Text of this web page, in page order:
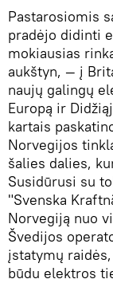
Pastarosiomis
pradėjo didinti
mokiausias
aukštyn, — į
naujų galingų
Europą ir
kartais
Norvegijos
šalies dalies,
Susidūrusi su
"Svenska
Norvegiją nuo
Švedijos
įstatymų
būdu elektros